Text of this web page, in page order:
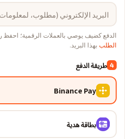
الدفع كضيف يوصي بالعملات الرقمية؛
الطلب بهذا البريد.
4 طريقة الدفع
Binance Pay
بطاقة هدية